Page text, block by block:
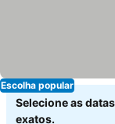
Escolha popular
Selecione as
exatos.